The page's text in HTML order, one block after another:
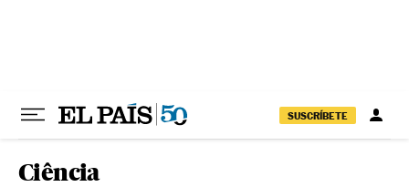
SUSCRÍBETE
Ciência